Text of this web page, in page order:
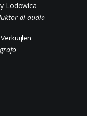
Lodowica
di audio